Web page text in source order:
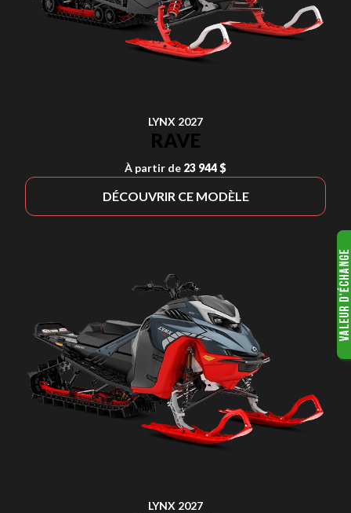
LYNX 2027
RAVE
À partir de 23 944 $
DÉCOUVRIR CE MODÈLE
LYNX 2027